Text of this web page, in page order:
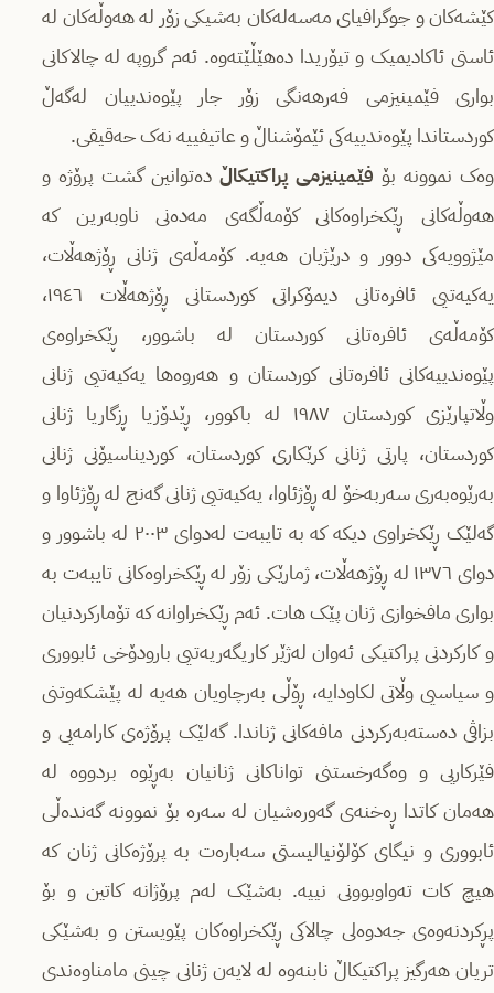
کێشەکان و جوگرافیای مەسەلەکان بەشیکی زۆر لە هەوڵەکان لە
ئاستی ئاکادیمیک و تیۆریدا دەهێڵێتەوە. ئەم گروپە لە چالاکانی
بواری فێمینیزمی فەرهەنگی زۆر جار پێوەندییان لەگەڵ
کوردستاندا پێوەندییەکی ئێمۆشناڵ و عاتیفییە نەک حەقیقی.
وەک نموونە بۆ فێمینیزمی پراکتیکاڵدەتوانین گشت پرۆژە و
هەوڵەکانی ڕێکخراوەکانی کۆمەڵگەی مەدەنی ناوبەرین کە
مێژوویەکی دوور و درێژیان هەیە. کۆمەڵەی ژنانی ڕۆژهەڵات،
یەکیەتیی ئافرەتانی دیمۆکراتی کوردستانی ڕۆژهەڵات ١٩٤٦،
کۆمەڵەی ئافرەتانی کوردستان لە باشوور، ڕێکخراوەی
پێوەندییەکانی ئافرەتانی کوردستان و هەروەها یەکیەتیی ژنانی
وڵاتپارێزی کوردستان ١٩٨٧ لە باکوور، ڕێدۆزیا ڕزگاریا ژنانی
کوردستان، پارتی ژنانی کرێکاری کوردستان، کوردیناسیۆنی ژنانی
بەرێوەبەری سەربەخۆ لە ڕۆژئاوا، یەکیەتیی ژنانی گەنج لە ڕۆژئاوا و
گەلێک ڕێکخراوی دیکە کە بە تایبەت لەدوای ٢٠٠٣ لە باشوور و
دوای ١٣٧٦ لە ڕۆژهەڵات، ژمارێکی زۆر لە ڕێکخراوەکانی تایبەت بە
بواری مافخوازی ژنان پێک هات. ئەم ڕێکخراوانە کە تۆمارکردنیان
و کارکردنی پراکتیکی ئەوان لەژێر کاریگەریەتیی بارودۆخی ئابووری
و سیاسیی وڵاتی لکاودایە، ڕۆڵی بەرچاویان هەیە لە پێشکەوتنی
بزاڤی دەستەبەرکردنی مافەکانی ژناندا. گەلێک پرۆژەی کارامەیی و
فێرکاریی و وەگەرخستنی تواناکانی ژنانیان بەڕێوە بردووە لە
هەمان کاتدا ڕەخنەی گەورەشیان لە سەرە بۆ نموونە گەندەڵی
ئابووری و نیگای کۆلۆنیالیستی سەبارەت بە پرۆژەکانی ژنان کە
هیچ کات تەواوبوونی نییە. بەشێک لەم پرۆژانە کاتین و بۆ
پڕکردنەوەی جەدوەلی چالاکی ڕێکخراوەکان پێویستن و بەشێکی
تریان هەرگیز پراکتیکاڵ نابنەوە لە لایەن ژنانی چینی مامناوەندی